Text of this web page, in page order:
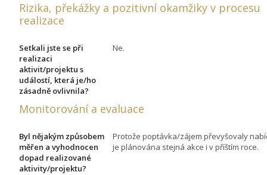
Rizika, překážky a pozitivní okamžiky v procesu
realizace
Setkali jste se při
realizaci
aktivit/projektu s
událostí, která je/ho
zásadně ovlivnila?
Ne.
Monitorování a evaluace
Byl nějakým způsobem
měřen a vyhodnocen
dopad realizované
aktivity/projektu?
Protože poptávka/zájem převyšovaly
je plánována stejná akce i v příštím roce.